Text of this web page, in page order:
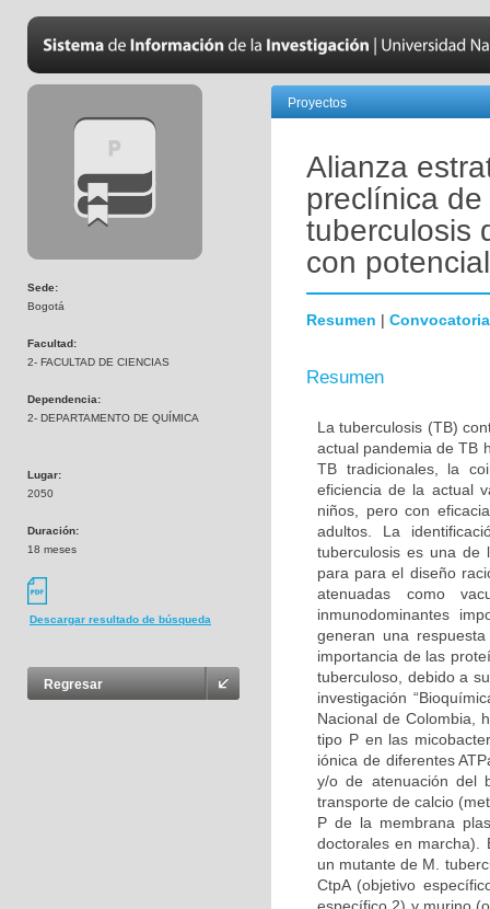
Sede:
Bogotá
Facultad:
2- FACULTAD DE CIENCIAS
Dependencia:
2- DEPARTAMENTO DE QUÍMICA
Lugar:
2050
Duración:
18 meses
Descargar resultado de búsqueda
Regresar
Proyectos
Alianza
preclínica
tuberculosis
con
Resumen | Convocatoria
Resumen
La tuberculosis (TB)
actual pandemia de TB
TB tradicionales, la
eficiencia de la actual
niños, pero con
adultos. La
tuberculosis es una de
para para el diseño
atenuadas como
inmunodominantes
generan una
importancia de las
tuberculoso, debido a
investigación
Nacional de Colombia,
tipo P en las
iónica de diferentes
y/o de atenuación del
transporte de calcio
P de la membrana
doctorales en marcha).
un mutante de M.
CtpA (objetivo